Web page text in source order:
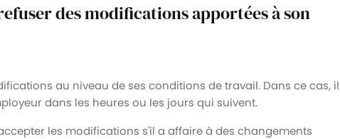
des modifications apportées à son
au niveau de ses conditions de travail. Dans ce cas, il
dans les heures ou les jours qui suivent.
les modifications s'il a affaire à des changements